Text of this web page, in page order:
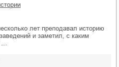
лет преподавал историю
и заметил, с каким
…